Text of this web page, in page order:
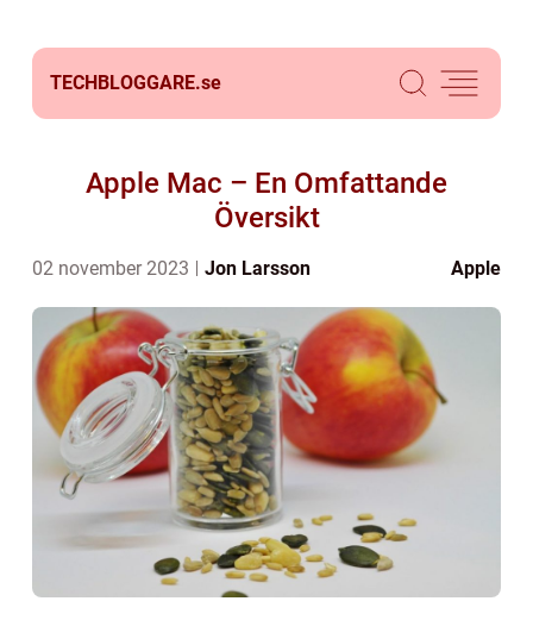
TECHBLOGGARE.se
Apple Mac – En Omfattande
Översikt
02 november 2023 Jon Larsson Apple